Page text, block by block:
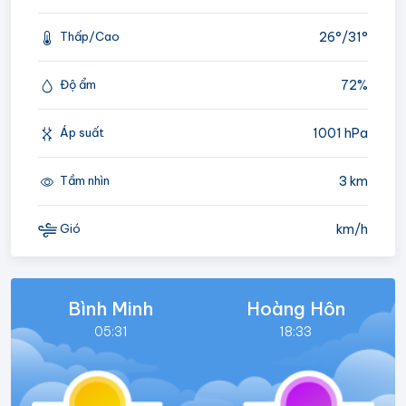
Thấp/Cao 26°/31°
Độ ẩm 72%
Áp suất 1001 hPa
Tầm nhìn 3 km
Gió km/h
Bình Minh
05:31
Hoàng Hôn
18:33